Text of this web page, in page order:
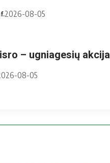
2026-08-05
– ugniagesių akcija
08-05